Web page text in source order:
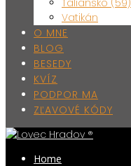
Taliansko (59)
Vatikán
O MNE
BLOG
BESEDY
KVÍZ
PODPOR MA
ZĽAVOVÉ KÓDY
Home